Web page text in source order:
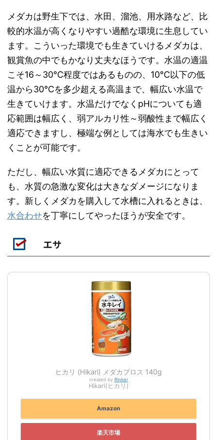
メダカは野生下では、水田、溜池、用水路など、比
較的水温が高くなりやすい過酷な環境に生息してい
ます。こういった環境でも生きていけるメダカは、
観賞魚の中でもかなり丈夫なほうです。水温の適温
こそ16～30℃程度ではあるものの、10℃以下の低
温から30℃を多少超える高温まで、幅広い水温で
生きていけます。水温だけでなくpHについても適
応範囲は幅広く、弱アルカリ性～弱酸性まで幅広く
適応できますし、極端な例としては海水でも生きい
くことが可能です。
ただし、幅広い水質に適応できるメダカにとって
も、水質の急激な変化は大きなダメージになりま
す。新しくメダカを購入して水槽に入れるときは、
水合わせを丁寧にしてやったほうが安全です。
エサ
ヒカリ (Hikari) メダカプロス 140g
created by Rinker
Hikari(ヒカリ)
Amazon
楽天市場